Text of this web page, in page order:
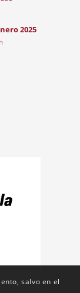
2025
salvo en el